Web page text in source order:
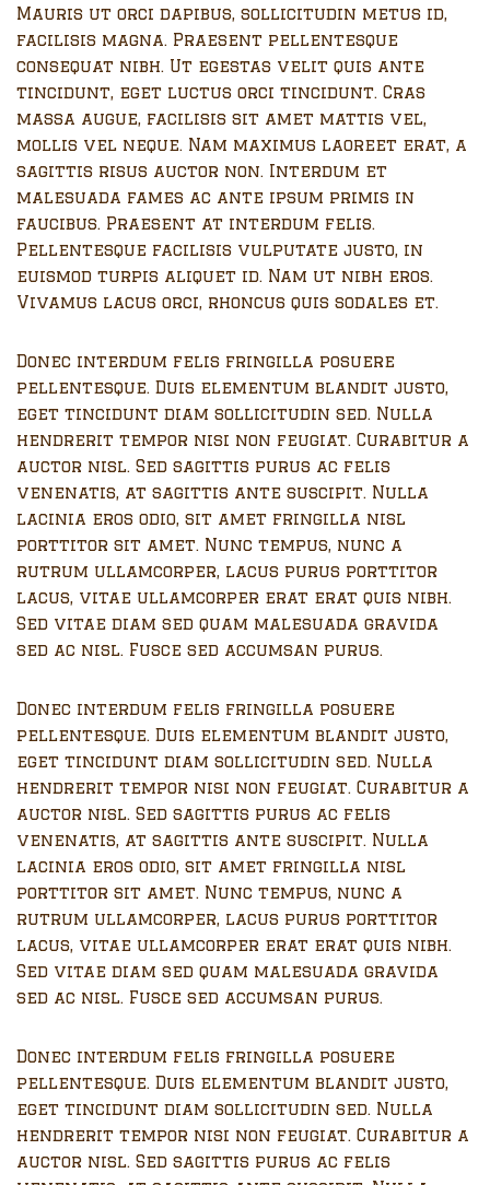
Mauris ut orci dapibus, sollicitudin metus id,
facilisis magna. Praesent pellentesque
consequat nibh. Ut egestas velit quis ante
tincidunt, eget luctus orci tincidunt. Cras
massa augue, facilisis sit amet mattis vel,
mollis vel neque. Nam maximus laoreet erat, a
sagittis risus auctor non. Interdum et
malesuada fames ac ante ipsum primis in
faucibus. Praesent at interdum felis.
Pellentesque facilisis vulputate justo, in
euismod turpis aliquet id. Nam ut nibh eros.
Vivamus lacus orci, rhoncus quis sodales et.
Donec interdum felis fringilla posuere
pellentesque. Duis elementum blandit justo,
eget tincidunt diam sollicitudin sed. Nulla
hendrerit tempor nisi non feugiat. Curabitur a
auctor nisl. Sed sagittis purus ac felis
venenatis, at sagittis ante suscipit. Nulla
lacinia eros odio, sit amet fringilla nisl
porttitor sit amet. Nunc tempus, nunc a
rutrum ullamcorper, lacus purus porttitor
lacus, vitae ullamcorper erat erat quis nibh.
Sed vitae diam sed quam malesuada gravida
sed ac nisl. Fusce sed accumsan purus.
Donec interdum felis fringilla posuere
pellentesque. Duis elementum blandit justo,
eget tincidunt diam sollicitudin sed. Nulla
hendrerit tempor nisi non feugiat. Curabitur a
auctor nisl. Sed sagittis purus ac felis
venenatis, at sagittis ante suscipit. Nulla
lacinia eros odio, sit amet fringilla nisl
porttitor sit amet. Nunc tempus, nunc a
rutrum ullamcorper, lacus purus porttitor
lacus, vitae ullamcorper erat erat quis nibh.
Sed vitae diam sed quam malesuada gravida
sed ac nisl. Fusce sed accumsan purus.
Donec interdum felis fringilla posuere
pellentesque. Duis elementum blandit justo,
eget tincidunt diam sollicitudin sed. Nulla
hendrerit tempor nisi non feugiat. Curabitur a
auctor nisl. Sed sagittis purus ac felis